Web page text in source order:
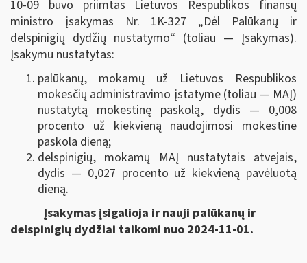
10-09 buvo priimtas Lietuvos Respublikos finansų
ministro įsakymas Nr. 1K-327 „Dėl Palūkanų ir
delspinigių dydžių nustatymo“ (toliau — Įsakymas).
Įsakymu nustatytas:
palūkanų, mokamų už Lietuvos Respublikos
mokesčių administravimo įstatyme (toliau — MAĮ)
nustatytą mokestinę paskolą, dydis — 0,008
procento už kiekvieną naudojimosi mokestine
paskola dieną;
delspinigių, mokamų MAĮ nustatytais atvejais,
dydis — 0,027 procento už kiekvieną pavėluotą
dieną.
Įsakymas įsigalioja ir nauji palūkanų ir
delspinigių dydžiai taikomi nuo 2024-11-01.